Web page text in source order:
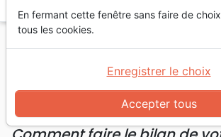
Accueil Livres Famille, couple
Devrions-nous nous marier ? -
bilan de votre relation ? [brochure
Devrions-nous nous marier
En fermant cette fenêtre sans faire de
tous les cookies.
Accepter tous
Enregistrer le choix